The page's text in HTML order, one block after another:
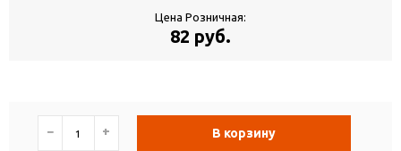
Цена Розничная:
82 руб.
− + В корзину